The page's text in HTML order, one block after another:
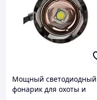
Мощный светодиодный
фонарик для охоты и